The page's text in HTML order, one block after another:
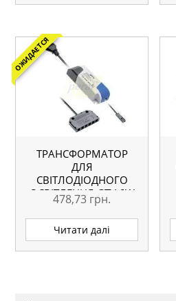
ОЖИДАЕТСЯ
ТРАНСФОРМАТОР
ДЛЯ
СВІТЛОДІОДНОГО
ОСВІТЛЕННЯ GTV 6W
478,73 грн.
Читати далі